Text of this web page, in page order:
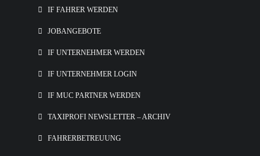
IF FAHRER WERDEN
JOBANGEBOTE
IF UNTERNEHMER WERDEN
IF UNTERNEHMER LOGIN
IF MUC PARTNER WERDEN
TAXIPROFI NEWSLETTER – ARCHIV
FAHRERBETREUUNG